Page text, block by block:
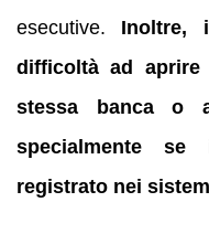
esecutive. Inoltre,
difficoltà ad
stessa banca o
specialmente
registrato nei